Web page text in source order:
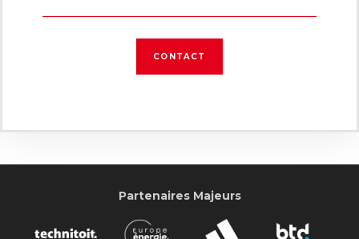
CONTACT
Partenaires Majeurs